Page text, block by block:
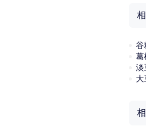
谷
葛
淡
大